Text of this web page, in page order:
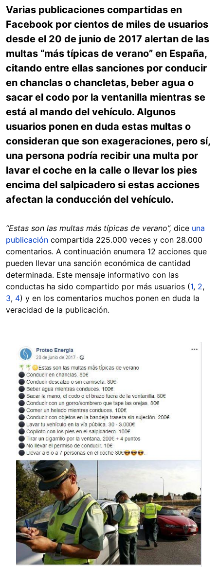
Varias publicaciones compartidas en
Facebook por cientos de miles de usuarios
desde el 20 de junio de 2017 alertan de las
multas “más típicas de verano” en España,
citando entre ellas sanciones por conducir
en chanclas o chancletas, beber agua o
sacar el codo por la ventanilla mientras se
está al mando del vehículo. Algunos
usuarios ponen en duda estas multas o
consideran que son exageraciones, pero sí,
una persona podría recibir una multa por
lavar el coche en la calle o llevar los pies
encima del salpicadero si estas acciones
afectan la conducción del vehículo.
“Estas son las multas más típicas de verano”, dice una
publicación compartida 225.000 veces y con 28.000
comentarios. A continuación enumera 12 acciones que
pueden llevar una sanción económica de cantidad
determinada. Este mensaje informativo con las
conductas ha sido compartido por más usuarios (1, 2,
3, 4) y en los comentarios muchos ponen en duda la
veracidad de la publicación.
Image